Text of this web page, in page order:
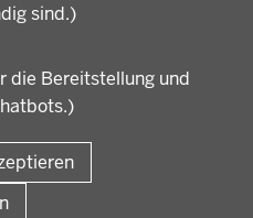
sind.)
die Bereitstellung und
Hinweise